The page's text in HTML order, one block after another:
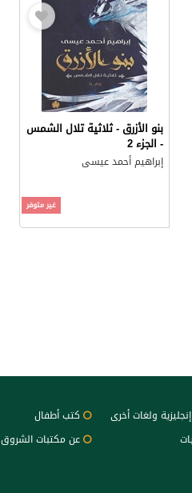
بنو الأزرق - ثلاثية تلال الشمس
- الجزء 2
إبراهيم أحمد عيسى
غير متوفر
ولغات أخرى كتب أطفال
عن مكتبات الشروق